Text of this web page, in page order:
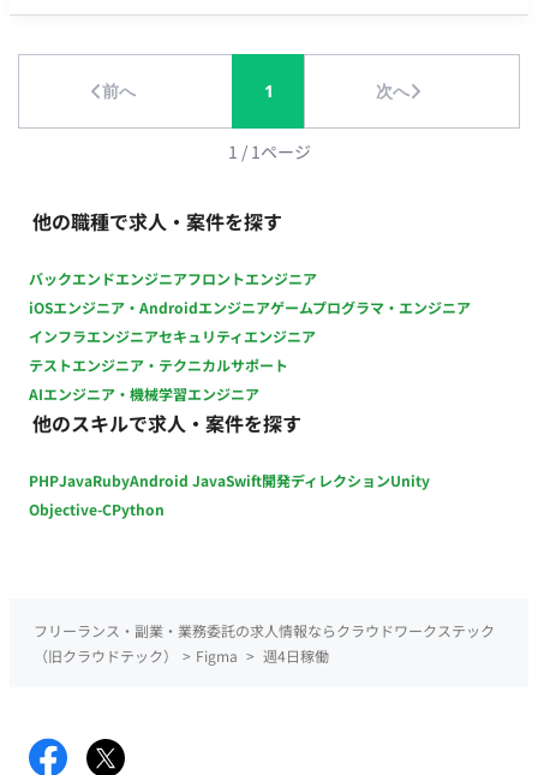
みで実際に動くモックアップの作成 ■働き方 ・稼働日数：週4〜
前へ 1 次へ
1 / 1ページ
他の職種で求人・案件を探す
バックエンドエンジニアフロントエンジニア
iOSエンジニア・Androidエンジニアゲームプログラマ・エンジニア
インフラエンジニアセキュリティエンジニア
テストエンジニア・テクニカルサポート
AIエンジニア・機械学習エンジニア
他のスキルで求人・案件を探す
PHPJavaRubyAndroid JavaSwift開発ディレクションUnity
Objective-CPython
フリーランス・副業・業務委託の求人情報ならクラウドワークステック
（旧クラウドテック）
> Figma > 週4日稼働